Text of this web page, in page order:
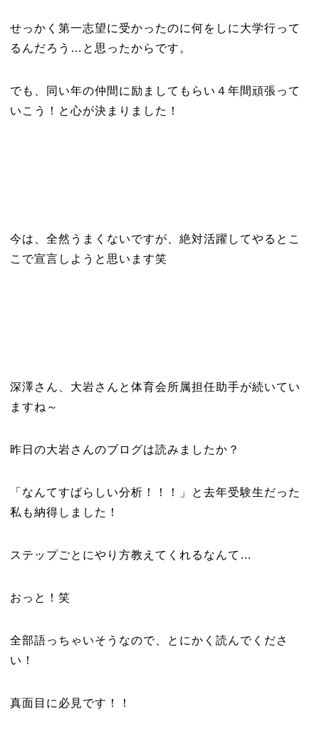
せっかく第一志望に受かったのに何をしに大学行って
るんだろう…と思ったからです。
でも、同い年の仲間に励ましてもらい４年間頑張って
いこう！と心が決まりました！
今は、全然うまくないですが、絶対活躍してやるとこ
こで宣言しようと思います笑
深澤さん、大岩さんと体育会所属担任助手が続いてい
ますね～
昨日の大岩さんのブログは読みましたか？
「なんてすばらしい分析！！！」と去年受験生だった
私も納得しました！
ステップごとにやり方教えてくれるなんて…
おっと！笑
全部語っちゃいそうなので、とにかく読んでくださ
い！
真面目に必見です！！